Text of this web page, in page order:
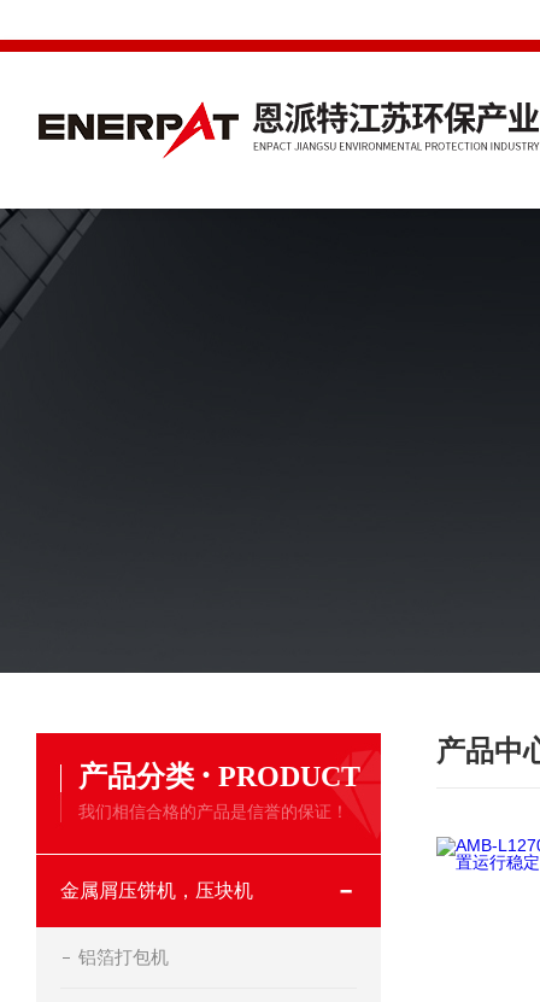
产品分类 · PRODUCT
我们相信合格的产品是信誉的保证！
金属屑压饼机，压块机
铝箔打包机
产品中